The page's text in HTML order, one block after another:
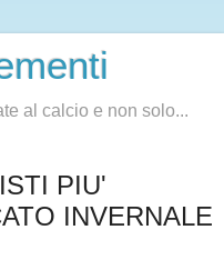
al calcio e non solo...
PIU'
INVERNALE